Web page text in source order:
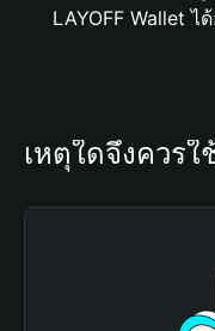
LAYOFF Wallet ได้
เหตุใดจึงควรใ